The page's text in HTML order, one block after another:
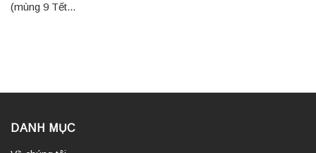
(mùng 9 Tết...
DANH MỤC